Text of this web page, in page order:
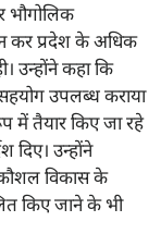
कर प्रदेश के अधिक
उन्होंने कहा कि
उपलब्ध कराया
में तैयार किए जा रहे
दिए। उन्होंने
कौशल विकास के
किए जाने के भी